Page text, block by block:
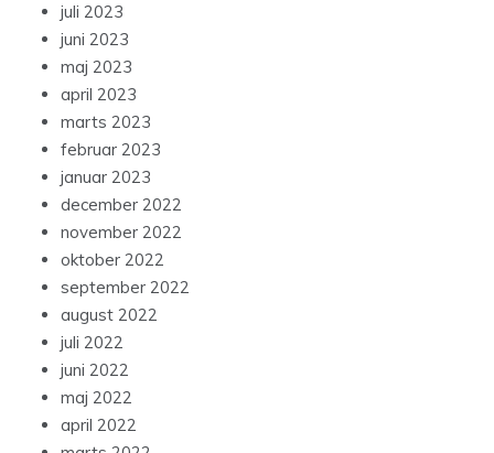
juli 2023
juni 2023
maj 2023
april 2023
marts 2023
februar 2023
januar 2023
december 2022
november 2022
oktober 2022
september 2022
august 2022
juli 2022
juni 2022
maj 2022
april 2022